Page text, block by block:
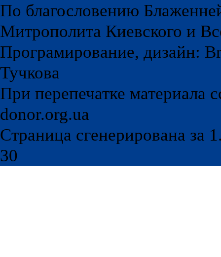
По благословению
Митрополита Киевского и
Програмирование, дизайн:
Тучкова
При перепечатке материала
donor.org.ua
Страница сгенерирована за
30